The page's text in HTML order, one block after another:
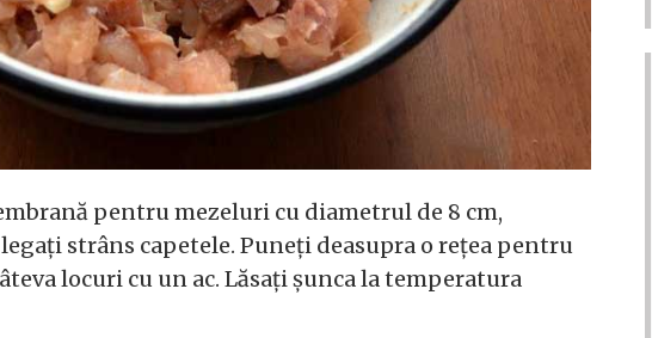
pentru mezeluri cu diametrul de 8 cm,
strâns capetele. Puneți deasupra o rețea pentru
locuri cu un ac. Lăsați șunca la temperatura